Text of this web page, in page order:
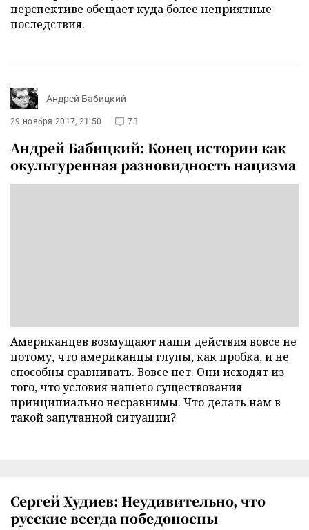
перспективе обещает куда более неприятные
последствия.
Андрей Бабицкий
29 ноября 2017, 21:50 73
Андрей Бабицкий: Конец истории как
окультуренная разновидность нацизма
Американцев возмущают наши действия вовсе не
потому, что американцы глупы, как пробка, и не
способны сравнивать. Вовсе нет. Они исходят из
того, что условия нашего существования
принципиально несравнимы. Что делать нам в
такой запутанной ситуации?
Сергей Худиев: Неудивительно, что
русские всегда победоносны